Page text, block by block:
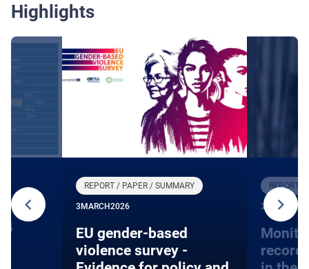
Highlights
REPORT / PAPER / SUMMARY
3 MARCH2026
EU gender-based
violence survey -
REPORT /
27 JANUARY